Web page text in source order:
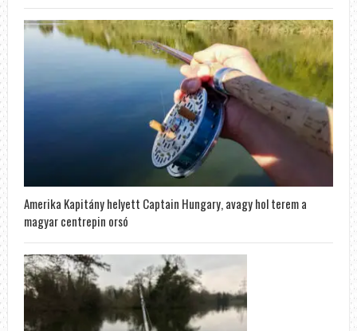
Amerika Kapitány helyett Captain Hungary, avagy hol terem a
magyar centrepin orsó